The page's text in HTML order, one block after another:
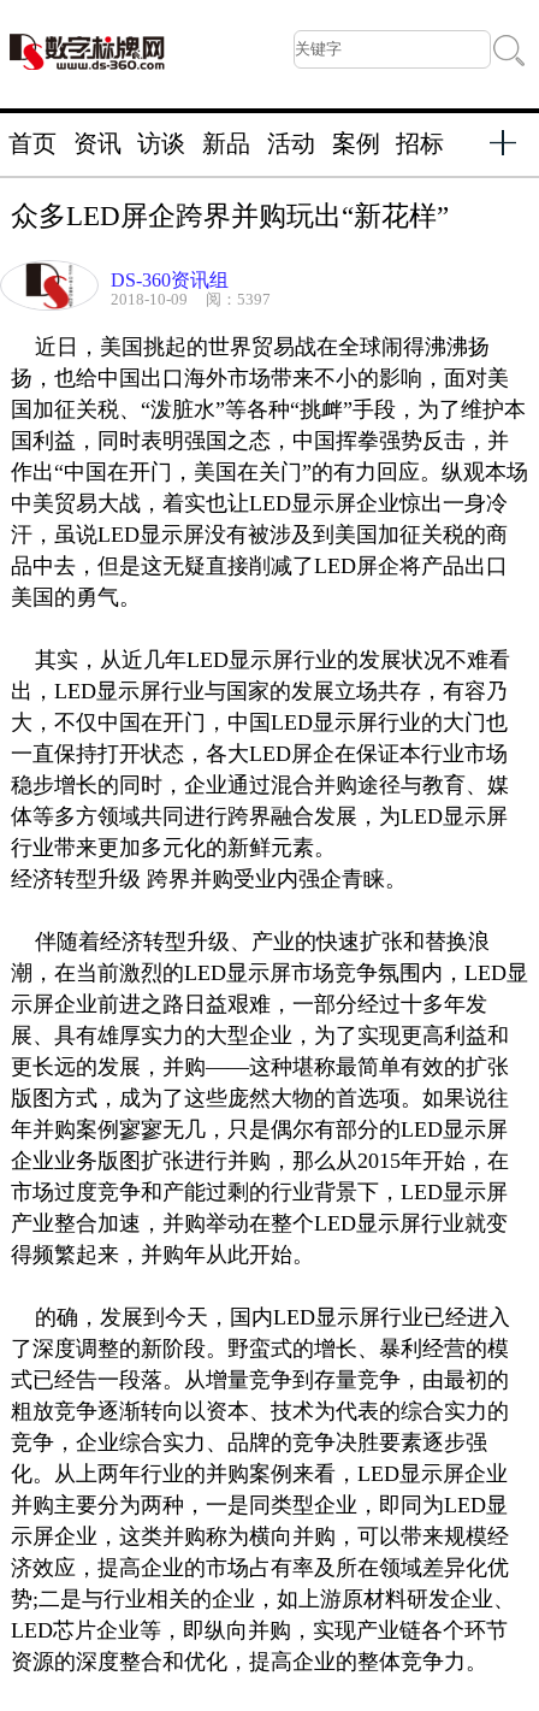
首页 资讯 访谈 新品 活动 案例 招标
众多LED屏企跨界并购玩出“新花样”
DS-360资讯组
2018-10-09 阅：5397
近日，美国挑起的世界贸易战在全球闹得沸沸扬
扬，也给中国出口海外市场带来不小的影响，面对美
国加征关税、“泼脏水”等各种“挑衅”手段，为了维护本
国利益，同时表明强国之态，中国挥拳强势反击，并
作出“中国在开门，美国在关门”的有力回应。纵观本场
中美贸易大战，着实也让LED显示屏企业惊出一身冷
汗，虽说LED显示屏没有被涉及到美国加征关税的商
品中去，但是这无疑直接削减了LED屏企将产品出口
美国的勇气。
其实，从近几年LED显示屏行业的发展状况不难看
出，LED显示屏行业与国家的发展立场共存，有容乃
大，不仅中国在开门，中国LED显示屏行业的大门也
一直保持打开状态，各大LED屏企在保证本行业市场
稳步增长的同时，企业通过混合并购途径与教育、媒
体等多方领域共同进行跨界融合发展，为LED显示屏
行业带来更加多元化的新鲜元素。
经济转型升级 跨界并购受业内强企青睐。
伴随着经济转型升级、产业的快速扩张和替换浪
潮，在当前激烈的LED显示屏市场竞争氛围内，LED显
示屏企业前进之路日益艰难，一部分经过十多年发
展、具有雄厚实力的大型企业，为了实现更高利益和
更长远的发展，并购——这种堪称最简单有效的扩张
版图方式，成为了这些庞然大物的首选项。如果说往
年并购案例寥寥无几，只是偶尔有部分的LED显示屏
企业业务版图扩张进行并购，那么从2015年开始，在
市场过度竞争和产能过剩的行业背景下，LED显示屏
产业整合加速，并购举动在整个LED显示屏行业就变
得频繁起来，并购年从此开始。
的确，发展到今天，国内LED显示屏行业已经进入
了深度调整的新阶段。野蛮式的增长、暴利经营的模
式已经告一段落。从增量竞争到存量竞争，由最初的
粗放竞争逐渐转向以资本、技术为代表的综合实力的
竞争，企业综合实力、品牌的竞争决胜要素逐步强
化。从上两年行业的并购案例来看，LED显示屏企业
并购主要分为两种，一是同类型企业，即同为LED显
示屏企业，这类并购称为横向并购，可以带来规模经
济效应，提高企业的市场占有率及所在领域差异化优
势;二是与行业相关的企业，如上游原材料研发企业、
LED芯片企业等，即纵向并购，实现产业链各个环节
资源的深度整合和优化，提高企业的整体竞争力。